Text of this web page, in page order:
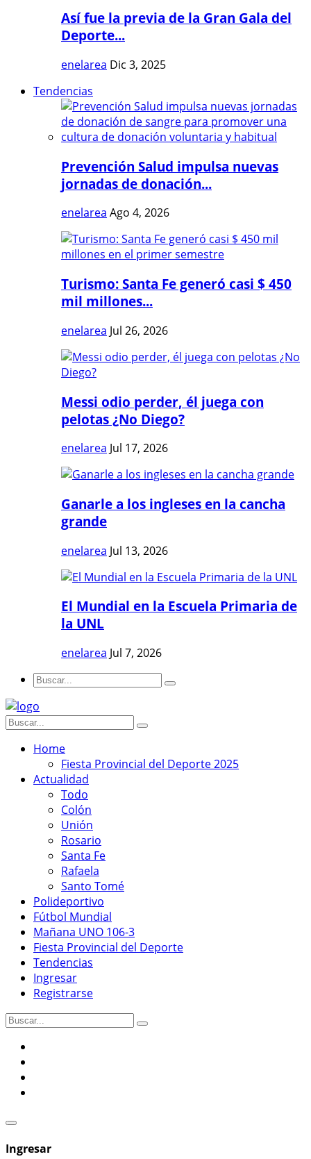
Así fue la previa de la Gran Gala del
Deporte...
enelarea Dic 3, 2025
Tendencias
Prevención Salud impulsa nuevas
jornadas de donación...
enelarea Ago 4, 2026
Turismo: Santa Fe generó casi $ 450
mil millones...
enelarea Jul 26, 2026
Messi odio perder, él juega con
pelotas ¿No Diego?
enelarea Jul 17, 2026
Ganarle a los ingleses en la cancha
grande
enelarea Jul 13, 2026
El Mundial en la Escuela Primaria de
la UNL
enelarea Jul 7, 2026
Home
Fiesta Provincial del Deporte 2025
Actualidad
Todo
Colón
Unión
Rosario
Santa Fe
Rafaela
Santo Tomé
Polideportivo
Fútbol Mundial
Mañana UNO 106-3
Fiesta Provincial del Deporte
Tendencias
Ingresar
Registrarse
Ingresar